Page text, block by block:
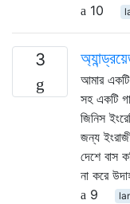
10
3
আমার
সহ একটি
জিনিস
জন্য
দেশে বাস
না করে
9